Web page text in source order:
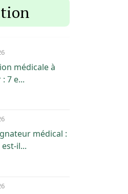
médicale à
7 e...
médical :
il...